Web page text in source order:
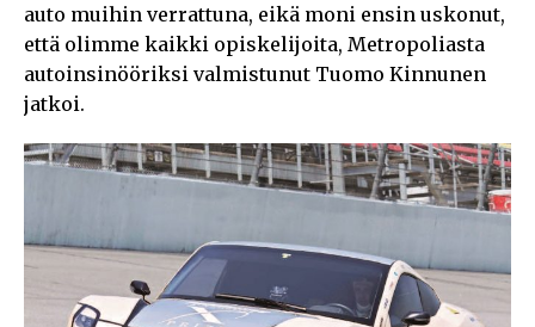
auto muihin verrattuna, eikä moni ensin uskonut,
että olimme kaikki opiskelijoita, Metropoliasta
autoinsinööriksi valmistunut Tuomo Kinnunen
jatkoi.